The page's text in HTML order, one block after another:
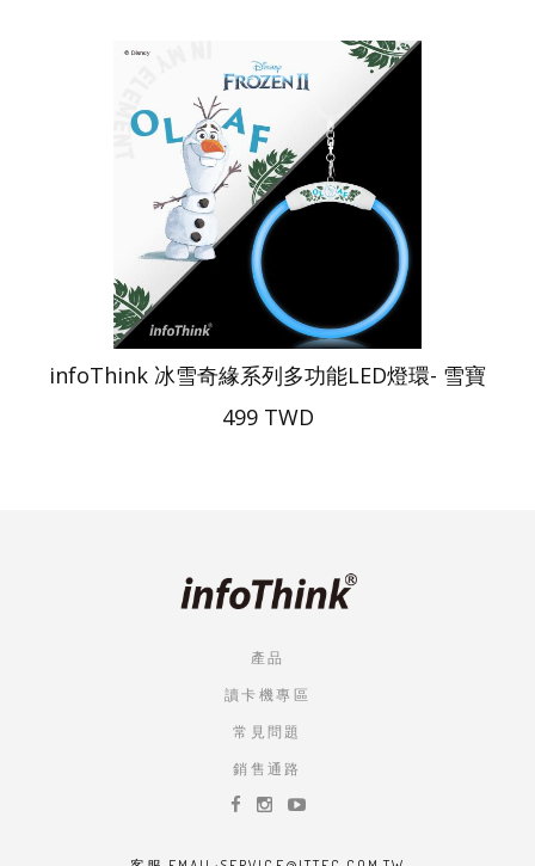
infoThink 冰雪奇緣系列多功能LED燈環- 雪寶
499 TWD
產品
讀卡機專區
常見問題
銷售通路